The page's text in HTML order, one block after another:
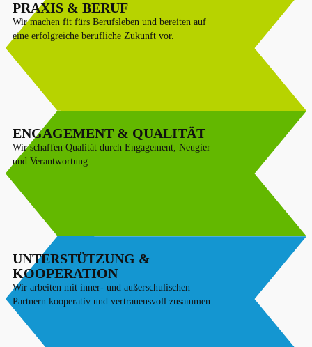
PRAXIS & BERUF
Wir machen fit fürs Berufsleben und bereiten auf
eine erfolgreiche berufliche Zukunft vor.
ENGAGEMENT & QUALITÄT
Wir schaffen Qualität durch Engagement, Neugier
und Verantwortung.
UNTERSTÜTZUNG &
KOOPERATION
Wir arbeiten mit inner- und außerschulischen
Partnern kooperativ und vertrauensvoll zusammen.